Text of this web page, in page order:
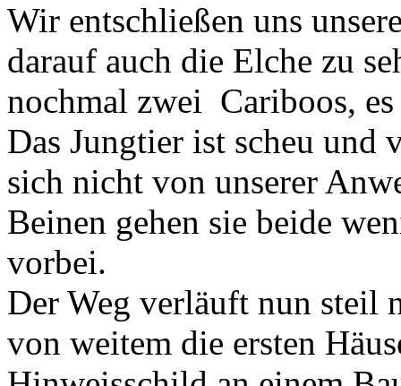
Wir entschließen uns
darauf auch die Elche zu
nochmal zwei Cariboos,
Das Jungtier ist scheu und
sich nicht von unserer
Beinen gehen sie beide
vorbei.
Der Weg verläuft nun steil
von weitem die ersten